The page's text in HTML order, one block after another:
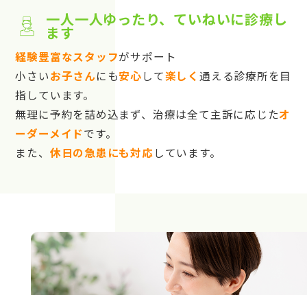
一人一人ゆったり、ていねいに診療し
ます
経験豊富なスタッフがサポート
小さいお子さんにも安心して楽しく 通える診療所を目
指しています。
無理に予約を詰め込まず、治療は全て主訴に応じたオ
ーダーメイドです。
また、 休日の急患にも対応しています。